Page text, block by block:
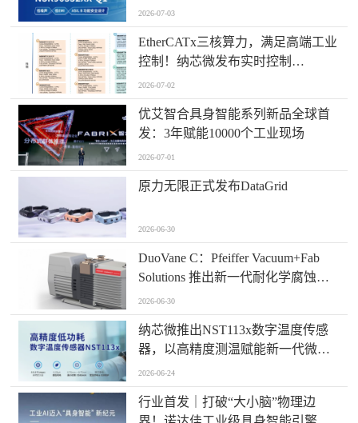
理方案！
2026-07-03
EtherCATx三核算力，满足高端工业
控制！纳芯微发布实时控制
MCU/DSP NS800RTA7系列
2026-07-02
优艾智合具身智能系列新品全球首
发：3年赋能10000个工业现场
2026-07-01
原力无限正式发布DataGrid
2026-06-30
​DuoVane C：Pfeiffer Vacuum+Fab
Solutions 推出新一代耐化学腐蚀旋
片真空泵
2026-06-30
纳芯微推出NST113x数字温度传感
器，以高精度测温赋能新一代微型
化终端设计
2026-06-24
行业首发｜打破“大小脑”物理边